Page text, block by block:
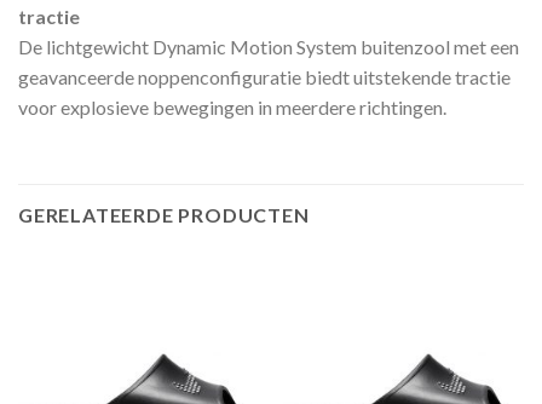
tractie
De lichtgewicht Dynamic Motion System buitenzool met een
geavanceerde noppenconfiguratie biedt uitstekende tractie
voor explosieve bewegingen in meerdere richtingen.
GERELATEERDE PRODUCTEN